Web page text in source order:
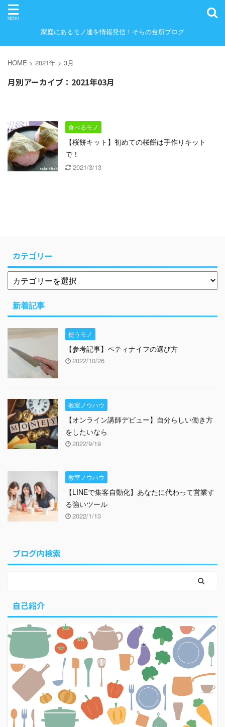
家庭にあるモノ達を情報発信！そらの台所ブログ
HOME > 2021年 > 3月
月別アーカイブ：2021年03月
食べるモノ
【桜餅キット】初めての桜餅は手作りキット
で！
2021/3/13
カテゴリー
新着記事
使うモノ
【参考記事】ペティナイフの選び方
2022/10/26
教室ノウハウ
【オンライン講師デビュー】自分らしい働き方
をしたいなら
2022/9/19
教室ノウハウ
【LINEで集客自動化】あなたに代わって営業す
る強いツール
2022/1/13
ブログ内検索
自己紹介